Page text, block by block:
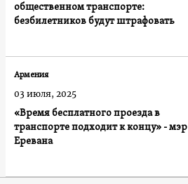
общественном транспорте:
безбилетников будут штрафовать
«Время бесплатного проезда в
транспорте подходит к концу» - мэр
Еревана
Армения
03 июля, 2025